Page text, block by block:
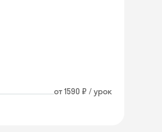
от 1590 ₽ / урок